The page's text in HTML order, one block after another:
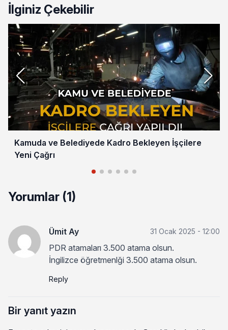
İlginiz Çekebilir
Kamuda ve Belediyede Kadro Bekleyen İşçilere
Yeni Çağrı
Yorumlar (1)
Ümit Ay 31 Ocak 2025 - 12:00
PDR atamaları 3.500 atama olsun.
İngilizce öğretmenlği 3.500 atama olsun.
Reply
Bir yanıt yazın